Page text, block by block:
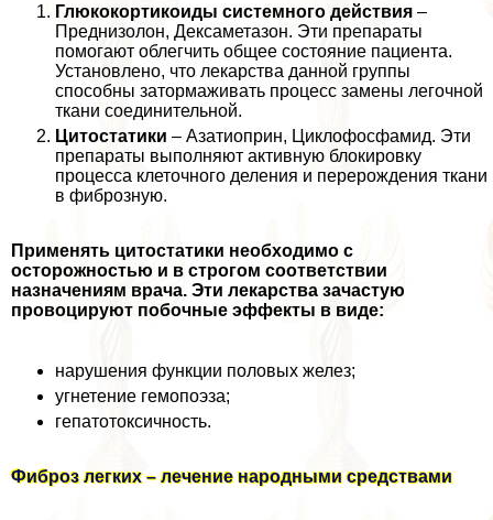
Глюкокортикоиды системного действия –
Преднизолон, Дексаметазон. Эти препараты
помогают облегчить общее состояние пациента.
Установлено, что лекарства данной группы
способны затормаживать процесс замены легочной
ткани соединительной.
Цитостатики – Азатиоприн, Циклофосфамид. Эти
препараты выполняют активную блокировку
процесса клеточного деления и перерождения ткани
в фиброзную.
Применять цитостатики необходимо с
осторожностью и в строгом соответствии
назначениям врача. Эти лекарства зачастую
провоцируют побочные эффекты в виде:
нарушения функции пoлoвых желез;
угнетение гемопоэза;
гепатотоксичность.
Фиброз легких – лечение народными средствами